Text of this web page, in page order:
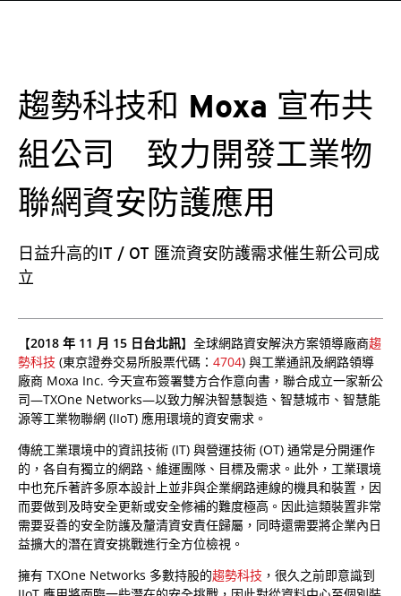
趨勢科技和 Moxa 宣布共
組公司 致力開發工業物
聯網資安防護應用
日益升高的IT / OT 匯流資安防護需求催生新公司成
立
【2018 年 11 月 15 日台北訊】全球網路資安解決方案領導廠商趨
勢科技 (東京證券交易所股票代碼： 4704) 與工業通訊及網路領導
廠商 Moxa Inc. 今天宣布簽署雙方合作意向書，聯合成立一家新公
司—TXOne Networks—以致力解決智慧製造、智慧城市、智慧能
源等工業物聯網 (IIoT) 應用環境的資安需求。
傳統工業環境中的資訊技術 (IT) 與營運技術 (OT) 通常是分開運作
的，各自有獨立的網路、維運團隊、目標及需求。此外，工業環境
中也充斥著許多原本設計上並非與企業網路連線的機具和裝置，因
而要做到及時安全更新或安全修補的難度極高。因此這類裝置非常
需要妥善的安全防護及釐清資安責任歸屬，同時還需要將企業內日
益擴大的潛在資安挑戰進行全方位檢視。
擁有 TXOne Networks 多數持股的趨勢科技 ，很久之前即意識到